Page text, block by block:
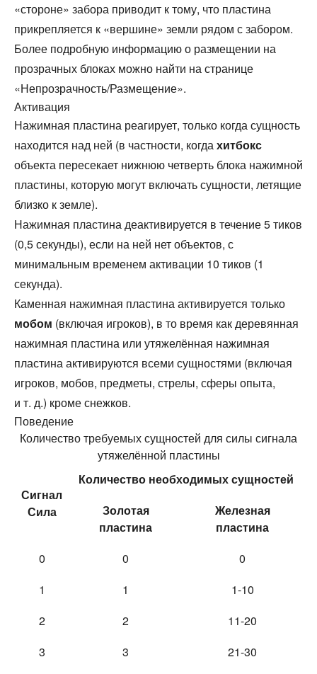
«стороне» забора приводит к тому, что пластина
прикрепляется к «вершине» земли рядом с забором.
Более подробную информацию о размещении на
прозрачных блоках можно найти на странице
«Непрозрачность/Размещение».
Активация
Нажимная пластина реагирует, только когда сущность
находится над ней (в частности, когдахитбокс
объекта пересекает нижнюю четверть блока нажимной
пластины, которую могут включать сущности, летящие
близко к земле).
Нажимная пластина деактивируется в течение 5 тиков
(0,5 секунды), если на ней нет объектов, с
минимальным временем активации 10 тиков (1
секунда).
Каменная нажимная пластина активируется только
мобом (включая игроков), в то время как деревянная
нажимная пластина или утяжелённая нажимная
пластина активируются всеми сущностями (включая
игроков, мобов, предметы, стрелы, сферы опыта,
и т. д.) кроме снежков.
Поведение
Количество требуемых сущностей для силы сигнала
утяжелённой пластины
Сигнал
Сила
Количество необходимых сущностей
Золотая
пластина
Железная
пластина
0
0
0
1
1
1-10
2
2
11-20
3
3 21-30